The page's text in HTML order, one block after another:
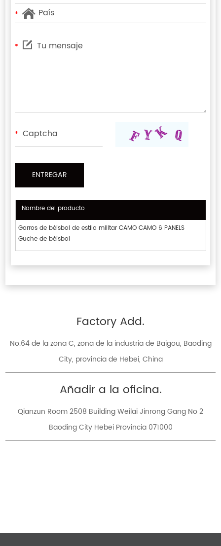
*
*
*
Nombre del producto
Gorros de béisbol de estilo militar CAMO CAMO 6 PANELS
Guche de béisbol
Factory Add.
No.64 de la zona C, zona de la industria de Baigou, Baoding
City, provincia de Hebei, China
Añadir a la oficina.
Qianzun Room 2508 Building Weilai Jinrong Gang No 2
Baoding City Hebei Provincia 071000